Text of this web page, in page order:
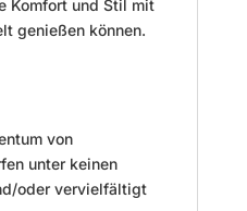
Komfort und Stil mit
genießen können.
von
unter keinen
oder vervielfältigt